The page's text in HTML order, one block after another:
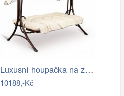
Luxusní houpačka na zahradu - VGD
10188,-Kč